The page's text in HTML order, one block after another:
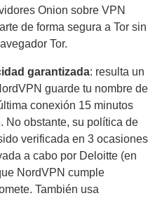
Onion sobre VPN
de forma segura a Tor sin
Tor.
garantizada: resulta un
guarde tu nombre de
conexión 15 minutos
No obstante, su política de
verificada en 3 ocasiones
a cabo por Deloitte (en
NordVPN cumple
También usa